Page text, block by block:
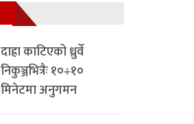
दाह्रा काटिएको ध्रुर्वे
निकुञ्जभित्रैः १०÷१०
मिनेटमा अनुगमन